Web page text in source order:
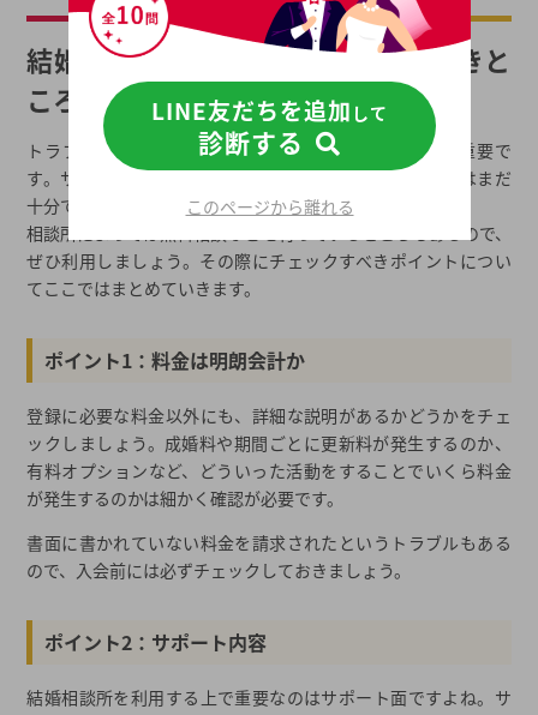
結婚相談所を選ぶ際にチェックすべきと
ころはどこ？
トラブルに巻き込まれないためには結婚相談所選びが重要で
す。サイトやインターネットの口コミなどで得た情報ではまだ
十分ではありません。
相談所によっては無料相談などを行っているところもあるので、
ぜひ利用しましょう。その際にチェックすべきポイントについ
てここではまとめていきます。
ポイント1：料金は明朗会計か
登録に必要な料金以外にも、詳細な説明があるかどうかをチェ
ックしましょう。成婚料や期間ごとに更新料が発生するのか、
有料オプションなど、どういった活動をすることでいくら料金
が発生するのかは細かく確認が必要です。
書面に書かれていない料金を請求されたというトラブルもある
ので、入会前には必ずチェックしておきましょう。
ポイント2：サポート内容
結婚相談所を利用する上で重要なのはサポート面ですよね。サ
LINE友だちを追加 して
診断する
このページから離れる